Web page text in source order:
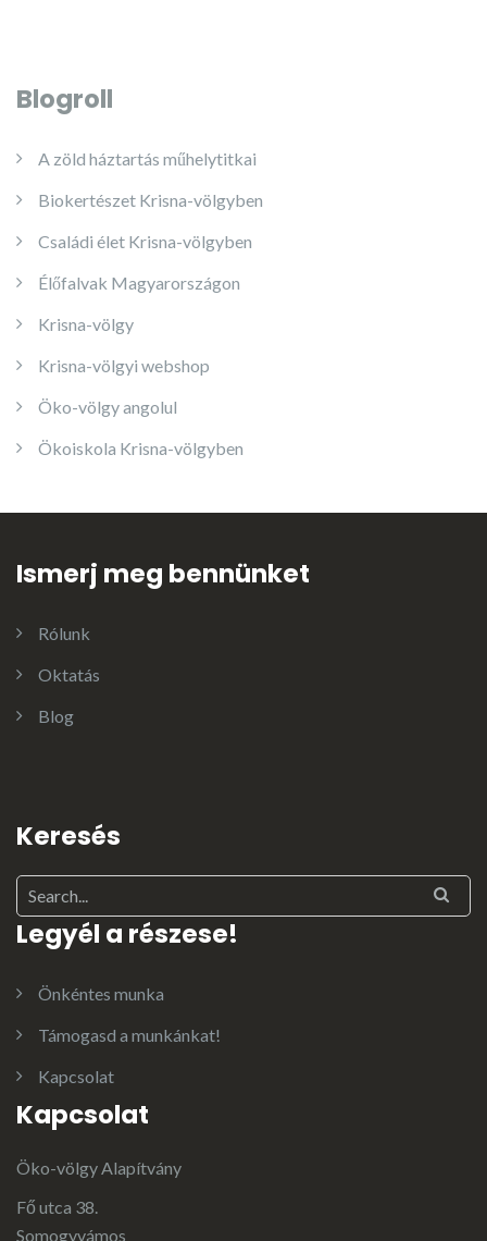
Blogroll
A zöld háztartás műhelytitkai
Biokertészet Krisna-völgyben
Családi élet Krisna-völgyben
Élőfalvak Magyarországon
Krisna-völgy
Krisna-völgyi webshop
Öko-völgy angolul
Ökoiskola Krisna-völgyben
Ismerj meg bennünket
Rólunk
Oktatás
Blog
Keresés
Legyél a részese!
Önkéntes munka
Támogasd a munkánkat!
Kapcsolat
Kapcsolat
Öko-völgy Alapítvány
Fő utca 38.
Somogyvámos